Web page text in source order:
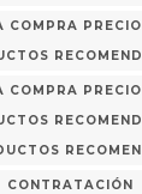
COMPRA
COMPRA
CONTRATACIÓN